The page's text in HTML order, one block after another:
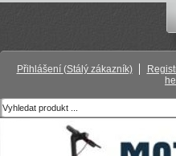
Přihlášení (Stálý zákazník)